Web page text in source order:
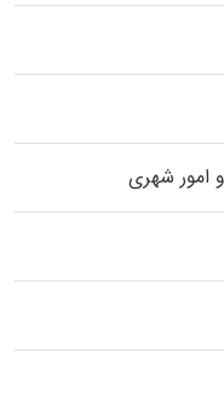
امور شهری